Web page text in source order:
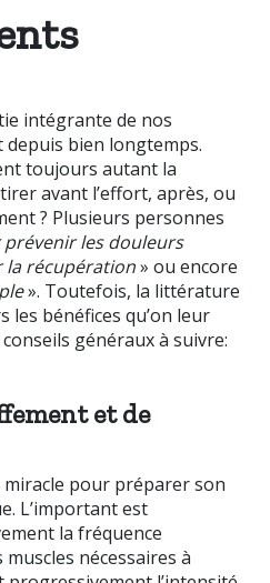
intégrante de nos
bien longtemps.
toujours autant la
avant l’effort, après, ou
? Plusieurs personnes
les douleurs
la récupération» ou encore
». Toutefois, la littérature
les bénéfices qu’on leur
généraux à suivre:
et de
miracle pour préparer son
L’important est
la fréquence
muscles nécessaires à